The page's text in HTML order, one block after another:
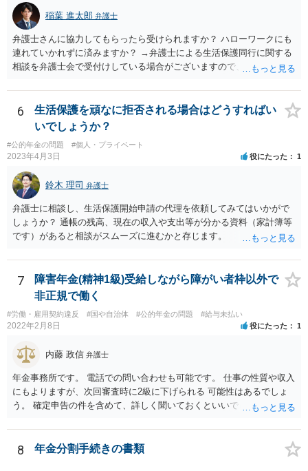
稲葉 進太郎 弁護士
弁護士さんに協力してもらったら受けられますか？ ハローワークにも
連れていかれずに済みますか？ →弁護士による生活保護同行に関する
相談を弁護士会で受付けしている場合がございますので、お近くの弁
6
生活保護を頑なに拒否される場合はどうすればい
いでしょうか？
#公的年金の問題 #個人・プライベート
2023年4月3日 役にたった 1
鈴木 理司 弁護士
弁護士に相談し、生活保護開始申請の代理を依頼してみてはいかがで
しょうか？ 通帳の残高、現在の収入や支出等が分かる資料（家計簿等
です）があると相談がスムーズに進むかと存じます。
7
障害年金(精神1級)受給しながら障がい者枠以外で
非正規で働く
#労働・雇用契約違反 #国や自治体 #公的年金の問題 #給与未払い
2022年2月8日 役にたった 1
内藤 政信 弁護士
年金事務所です。 電話での問い合わせも可能です。 仕事の性質や収入
にもよりますが、次回審査時に2級に下げられる 可能性はあるでしょ
う。 確定申告の件を含めて、詳しく聞いておくといいでしょう。 弁護
8 年金分割手続きの書類